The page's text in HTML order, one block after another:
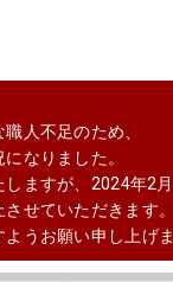
人不足のため、
なりました。
ますが、2024年2月
せていただきます。
うお願い申し上げま